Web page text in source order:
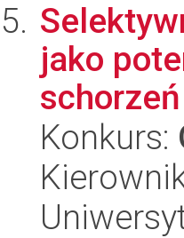
jako
Konkurs: